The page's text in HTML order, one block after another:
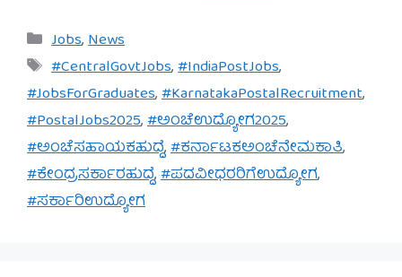
Categories
Jobs,News
Tags
#CentralGovtJobs,#IndiaPostJobs,
#JobsForGraduates,#KarnatakaPostalRecruitment,
#PostalJobs2025,#ಅಂಚೆಉದ್ಯೋಗ2025,
#ಅಂಚೆಸಹಾಯಕಹುದ್ದೆ,#ಕರ್ನಾಟಕಅಂಚೆನೇಮಕಾತಿ,
#ಕೇಂದ್ರಸರ್ಕಾರಹುದ್ದೆ,#ಪದವೀಧರರಿಗೆಉದ್ಯೋಗ,
#ಸರ್ಕಾರಿಉದ್ಯೋಗ